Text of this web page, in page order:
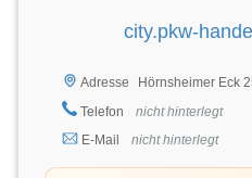
city.pkw-
Adresse
Hörnsheimer Eck
Telefon
nicht hinterlegt
E-Mail
nicht hinterlegt